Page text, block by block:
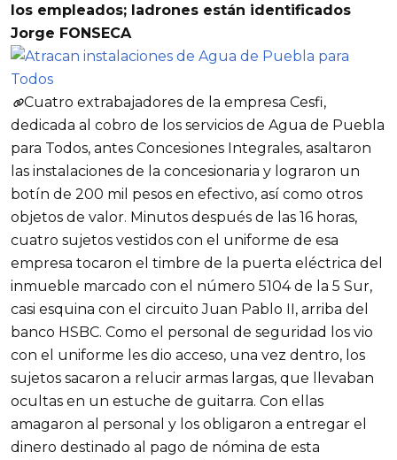
los empleados; ladrones están identificados
Jorge FONSECA
Cuatro extrabajadores de la empresa Cesfi,
dedicada al cobro de los servicios de Agua de Puebla
para Todos, antes Concesiones Integrales, asaltaron
las instalaciones de la concesionaria y lograron un
botín de 200 mil pesos en efectivo, así como otros
objetos de valor. Minutos después de las 16 horas,
cuatro sujetos vestidos con el uniforme de esa
empresa tocaron el timbre de la puerta eléctrica del
inmueble marcado con el número 5104 de la 5 Sur,
casi esquina con el circuito Juan Pablo II, arriba del
banco HSBC. Como el personal de seguridad los vio
con el uniforme les dio acceso, una vez dentro, los
sujetos sacaron a relucir armas largas, que llevaban
ocultas en un estuche de guitarra. Con ellas
amagaron al personal y los obligaron a entregar el
dinero destinado al pago de nómina de esta